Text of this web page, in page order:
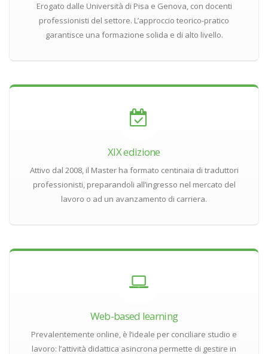
Erogato dalle Università di Pisa e Genova, con docenti
professionisti del settore. L’approccio teorico-pratico
garantisce una formazione solida e di alto livello.
XIX edizione
Attivo dal 2008, il Master ha formato centinaia di traduttori
professionisti, preparandoli all’ingresso nel mercato del
lavoro o ad un avanzamento di carriera.
Web-based learning
Prevalentemente online, è l’ideale per conciliare studio e
lavoro: l’attività didattica asincrona permette di gestire in